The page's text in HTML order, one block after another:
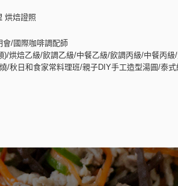
烘焙證照
/國際咖啡調配師
烘焙乙級/飲調乙級/中餐乙級/飲調丙級/中餐丙
/秋日和食家常料理班/親子DIY手工造型湯圓/泰